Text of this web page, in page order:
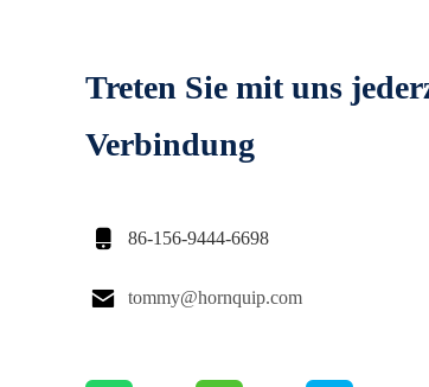
Treten Sie mit uns
Verbindung
 86-156-9444-6698
 tommy@hornquip.com